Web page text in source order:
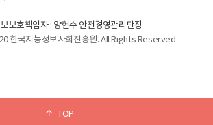
TOP
보호책임자 : 양현수 안전경영관리단장
한국지능정보사회진흥원. All Rights Reserved.